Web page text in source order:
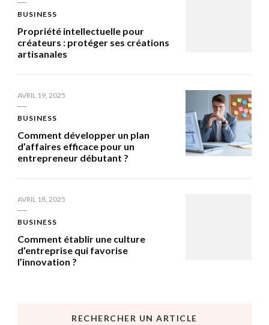
BUSINESS
Propriété intellectuelle pour
créateurs : protéger ses créations
artisanales
AVRIL 19, 2025
BUSINESS
Comment développer un plan
d’affaires efficace pour un
entrepreneur débutant ?
AVRIL 18, 2025
BUSINESS
Comment établir une culture
d’entreprise qui favorise
l’innovation ?
RECHERCHER UN ARTICLE